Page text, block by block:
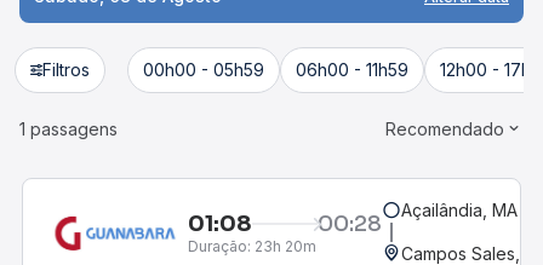
Filtros 00h00 - 05h59 06h00 - 11h59 12h00 -
1 passagens Recomendado
01:08 00:28
Duração: 23h 20m
Açailândia, MA
Campos Sales,